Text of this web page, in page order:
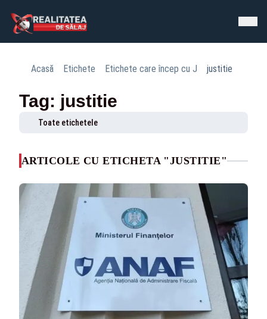
Acasă Etichete Etichete care încep cu J justitie
Tag: justitie
Toate etichetele
ARTICOLE CU ETICHETA "JUSTITIE"